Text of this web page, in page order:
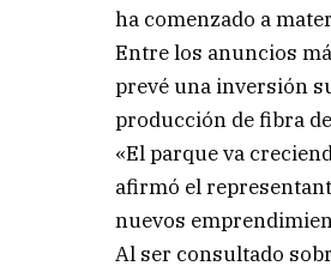
ha comenzado a
Entre los anuncios
prevé una inversión
producción de fibra
«El parque va
afirmó el
nuevos
Al ser consultado